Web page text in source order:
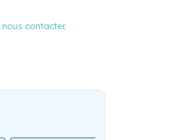
nous contacter.